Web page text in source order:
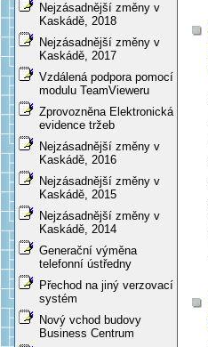
Nejzásadnější změny v
Kaskádě, 2018
Nejzásadnější změny v
Kaskádě, 2017
Vzdálená podpora pomocí
modulu TeamVieweru
Zprovozněna Elektronická
evidence tržeb
Nejzásadnější změny v
Kaskádě, 2016
Nejzásadnější změny v
Kaskádě, 2015
Nejzásadnější změny v
Kaskádě, 2014
Generační výměna
telefonní ústředny
Přechod na jiný verzovací
systém
Nový vchod budovy
Business Centrum